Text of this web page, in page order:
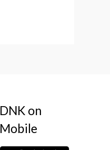
DNK on
Mobile